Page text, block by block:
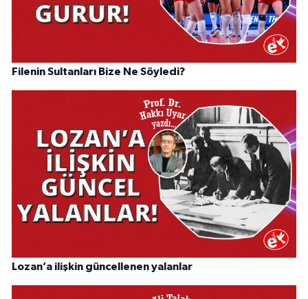
Filenin Sultanları Bize Ne Söyledi?
Lozan’a ilişkin güncellenen yalanlar